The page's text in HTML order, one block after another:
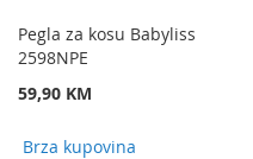
Pegla za kosu Babyliss
2598NPE
59,90 KM
Brza kupovina